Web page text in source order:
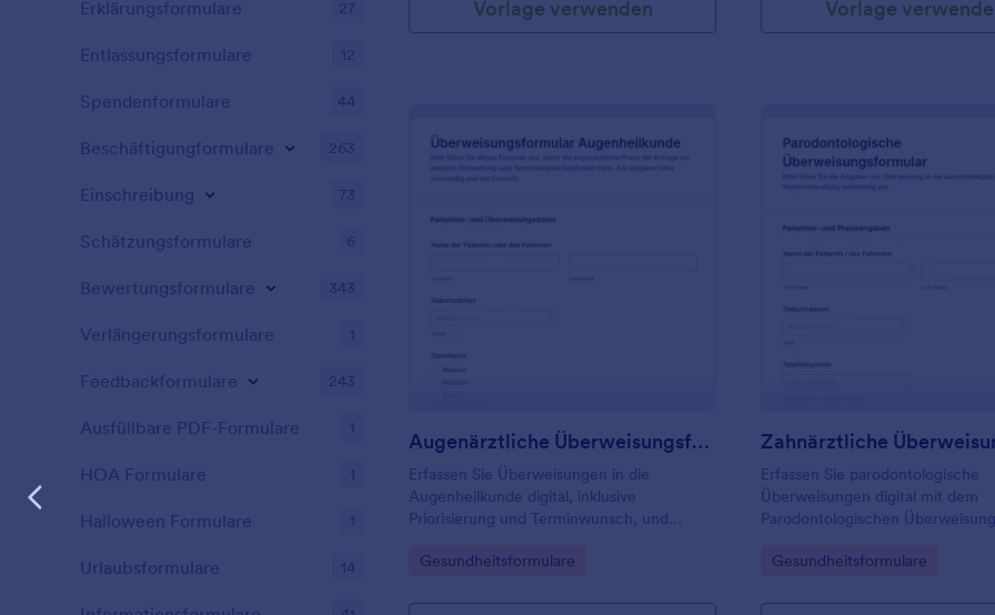
Vorlage verwenden Vorlage
Augenärztliche Überweisungsformular
Erfassen Sie Überweisungen in die
Augenheilkunde digital, inklusive
Priorisierung und Terminwunsch, und
überweisende und augenärztliche Praxen
Go to Category:
Gesundheitsformulare
Erfassen Sie parodontologische
Überweisungen digital mit dem
Parodontologischen
inklusive Datenerfassung,
Formularvorlagen.
Go to Category:
Gesundheitsformulare
Erklärungsformulare 27
Entlassungsformulare 12
Spendenformulare 44
Beschäftigungformulare 263
Einschreibung 73
Schätzungsformulare 6
Bewertungsformulare 343
Verlängerungsformulare 1
Feedbackformulare 243
Ausfüllbare PDF-Formulare 1
HOA Formulare 1
Halloween Formulare 1
Urlaubsformulare 14